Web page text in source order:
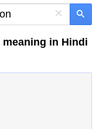
×
meaning in Hindi